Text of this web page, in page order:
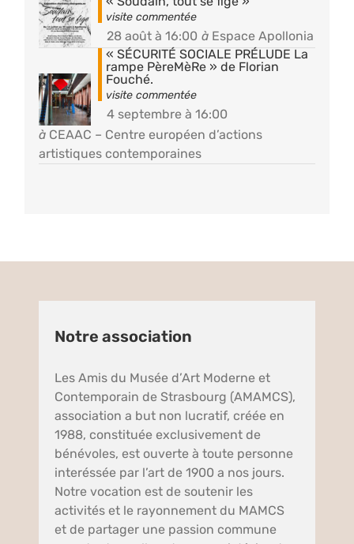
28 août à 16:00 à Espace Apollonia
« SÉCURITÉ SOCIALE PRÉLUDE La
rampe PèreMèRe » de Florian
Fouché.
4 septembre à 16:00
à CEAAC – Centre européen d’actions
artistiques contemporaines
Notre association
Les Amis du Musée d’Art Moderne et
Contemporain de Strasbourg (AMAMCS),
association a but non lucratif, créée en
1988, constituée exclusivement de
bénévoles, est ouverte à toute personne
interéssée par l’art de 1900 a nos jours.
Notre vocation est de soutenir les
activités et le rayonnement du MAMCS
et de partager une passion commune